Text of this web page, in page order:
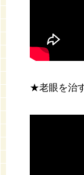
★老眼を治